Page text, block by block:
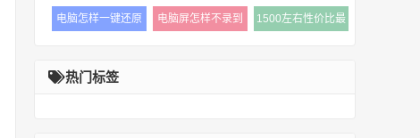
提示音（iphone拉
黑好友步骤教程）
地址一根网线连接
的两台电脑是
价格分享
（vivoy70t手机的
电脑怎样一键还原
电脑屏怎样不录到
1500左右性价比最
热门标签